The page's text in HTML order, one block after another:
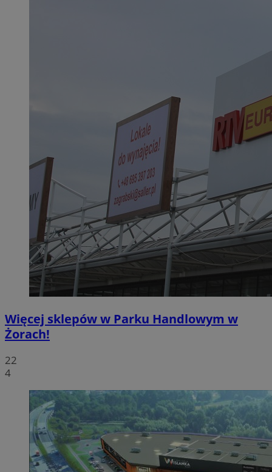
Więcej sklepów w Parku Handlowym w
Żorach!
22
4